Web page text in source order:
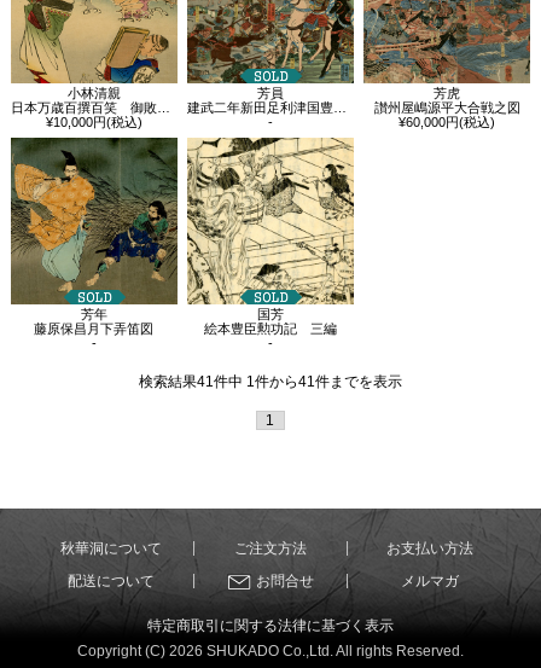
小林清親
日本万歳百撰百笑 御敗将 骨皮道人
¥10,000円(税込)
芳員
建武二年新田足利津国豊嶋合戦
-
芳虎
讃州屋嶋源平大合戦之図
¥60,000円(税込)
芳年
藤原保昌月下弄笛図
-
国芳
絵本豊臣勲功記 三編
-
検索結果41件中 1件から41件までを表示
1
秋華洞について ご注文方法
お支払い方法
配送について
お問合せ メルマガ
特定商取引に関する法律に基づく表示
Copyright (C) 2026 SHUKADO Co.,Ltd. All rights Reserved.